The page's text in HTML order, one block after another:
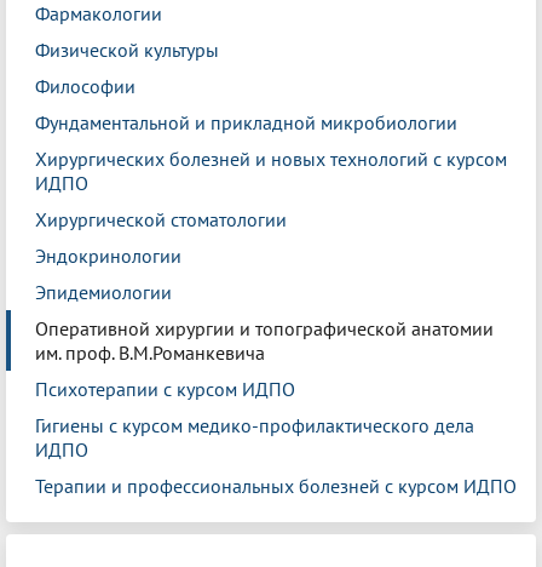
Фармакологии
Физической культуры
Философии
Фундаментальной и прикладной микробиологии
Хирургических болезней и новых технологий с курсом
ИДПО
Хирургической стоматологии
Эндокринологии
Эпидемиологии
Оперативной хирургии и топографической анатомии
им. проф. В.М.Романкевича
Психотерапии с курсом ИДПО
Гигиены с курсом медико-профилактического дела
ИДПО
Терапии и профессиональных болезней с курсом ИДПО